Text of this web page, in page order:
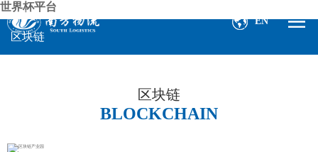
世界杯平台
EN
区块链
区块链
BLOCKCHAIN